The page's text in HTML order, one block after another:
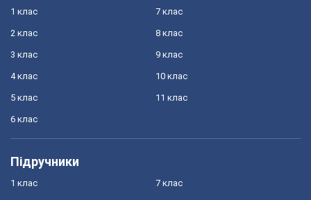
1 клас
2 клас
3 клас
4 клас
5 клас
6 клас
7 клас
8 клас
9 клас
10 клас
11 клас
Підручники
1 клас 7 клас